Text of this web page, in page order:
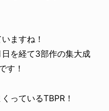
ますね！
を経て3部作の集大成
す！
っているTBPR！